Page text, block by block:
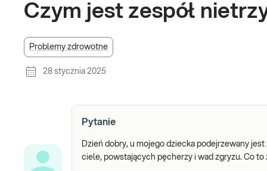
Czym jest zespół
Problemy zdrowotne
28 stycznia 2025
Pytanie
Dzień dobry, u mojego dziecka podejrzewany
ciele, powstających pęcherzy i wad zgryzu. Co to